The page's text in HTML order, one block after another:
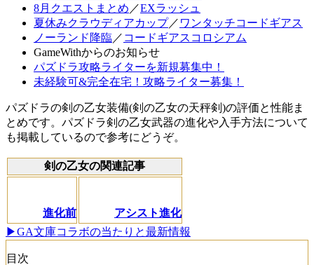
8月クエストまとめ ／EXラッシュ
夏休みクラウディアカップ／ ワンタッチコードギアス
ノーランド降臨／ コードギアスコロシアム
GameWithからのお知らせ
パズドラ攻略ライターを新規募集中！
未経験可&完全在宅！攻略ライター募集！
パズドラの剣の乙女装備(剣の乙女の天秤剣)の評価と性能ま
とめです。パズドラ剣の乙女武器の進化や入手方法について
も掲載しているので参考にどうぞ。
剣の乙女の関連記事
進化前
アシスト進化
▶GA文庫コラボの当たりと最新情報
目次